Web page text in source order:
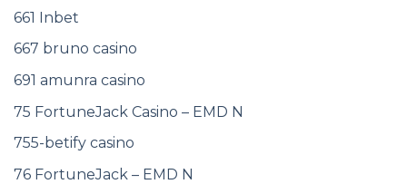
661 Inbet
667 bruno casino
691 amunra casino
75 FortuneJack Casino – EMD N
755-betify casino
76 FortuneJack – EMD N